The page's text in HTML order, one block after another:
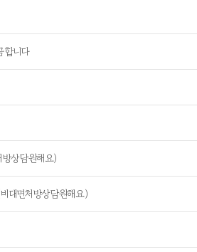
합니다
상담원해요)
대면처방상담원해요)